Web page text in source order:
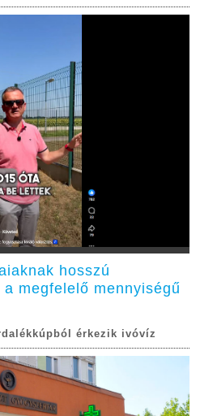
hosszú
megfelelő mennyiségű
érkezik ivóvíz